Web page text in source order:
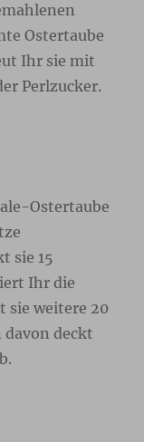
Ostertaube
Ihr sie mit
Perlzucker.
Ostertaube
sie 15
Ihr die
sie weitere 20
deckt